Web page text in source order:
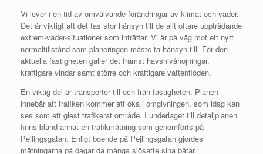
Vi lever i en tid av omvälvande förändringar av klimat och väder.
Det är viktigt att det tas stor hänsyn till de allt oftare uppträdande
extrem-väder-situationer som inträffar. Vi är på väg mot ett nytt
normaltillstånd som planeringen måste ta hänsyn till. För den
aktuella fastigheten gäller det främst havsnivåhöjningar,
kraftigare vindar samt större och kraftigare vattenflöden.
En viktig del är transporter till och från fastigheten. Planen
innebär att trafiken kommer att öka i omgivningen, som idag kan
ses som ett glest trafikerat område. I underlaget till detaljplanen
finns bland annat en trafikmätning som genomförts på
Pejlingsgatan. Enligt boende på Pejlingsgatan gjordes
mätningarna på dagar då många sjösatte sina båtar.